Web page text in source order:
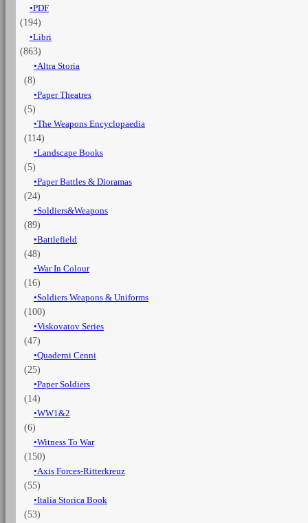
PDF
(194)
Libri
(863)
Altra Storia
(8)
Paper Theatres
(5)
The Weapons Encyclopaedia
(114)
Landscape Books
(5)
Paper Battles & Dioramas
(24)
Soldiers&Weapons
(89)
Battlefield
(48)
War In Colour
(16)
Soldiers Weapons & Uniforms
(100)
Viskovatov Series
(47)
Quaderni Cenni
(25)
Paper Soldiers
(14)
WW1&2
(6)
Witness To War
(150)
Axis Forces-Ritterkreuz
(55)
Italia Storica Book
(53)